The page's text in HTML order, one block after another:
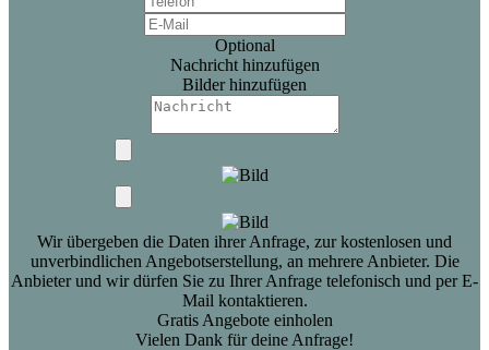
Optional
Nachricht hinzufügen
Bilder hinzufügen
Wir übergeben die Daten ihrer Anfrage, zur kostenlosen und
unverbindlichen Angebotserstellung, an mehrere Anbieter. Die
Anbieter und wir dürfen Sie zu Ihrer Anfrage telefonisch und per E-
Mail kontaktieren.
Gratis Angebote einholen
Vielen Dank für deine Anfrage!